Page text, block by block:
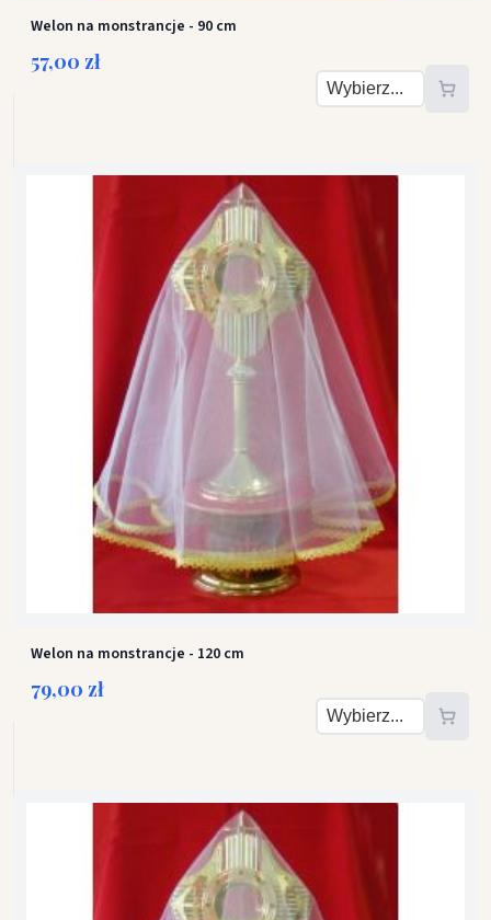
Welon na monstrancje - 90 cm
57,00 zł
Welon na monstrancje - 120 cm
79,00 zł